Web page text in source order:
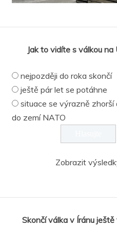
Jak to vidíte s válkou na
nejpozději do roka skončí
ještě pár let se potáhne
situace se výrazně zhorší
do zemí NATO
Zobrazit
Skončí válka v Íránu